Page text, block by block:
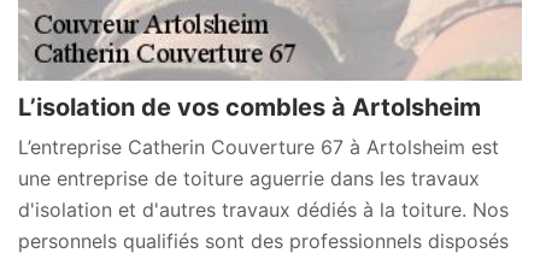
L’isolation de vos combles à Artolsheim
L’entreprise Catherin Couverture 67 à Artolsheim est
une entreprise de toiture aguerrie dans les travaux
d'isolation et d'autres travaux dédiés à la toiture. Nos
personnels qualifiés sont des professionnels disposés